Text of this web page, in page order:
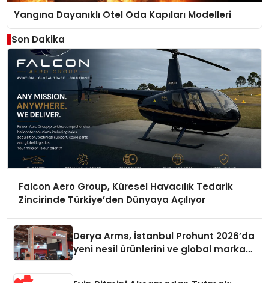
Yangına Dayanıklı Otel Oda Kapıları Modelleri
Son Dakika
Falcon Aero Group, Küresel Havacılık Tedarik
Zincirinde Türkiye’den Dünyaya Açılıyor
Derya Arms, İstanbul Prohunt 2026’da
yeni nesil ürünlerini ve global marka